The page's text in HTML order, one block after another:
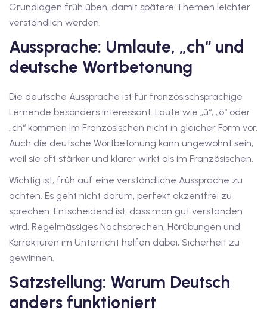
Deutsch C1
A1
Deutschkurse mit
mit
mit Gutschein
Grundlagen früh üben, damit spätere Themen leichter
verständlich werden.
Aussprache: Umlaute, „ch“ und
deutsche Wortbetonung
Die deutsche Aussprache ist für französischsprachige
Lernende besonders interessant. Laute wie „ü“, „ö“ oder
„ch“ kommen im Französischen nicht in gleicher Form vor.
Auch die deutsche Wortbetonung kann ungewohnt sein,
weil sie oft stärker und klarer wirkt als im Französischen.
Wichtig ist, früh auf eine verständliche Aussprache zu
achten. Es geht nicht darum, perfekt akzentfrei zu
sprechen. Entscheidend ist, dass man gut verstanden
wird. Regelmässiges Nachsprechen, Hörübungen und
Korrekturen im Unterricht helfen dabei, Sicherheit zu
gewinnen.
Satzstellung: Warum Deutsch
anders funktioniert